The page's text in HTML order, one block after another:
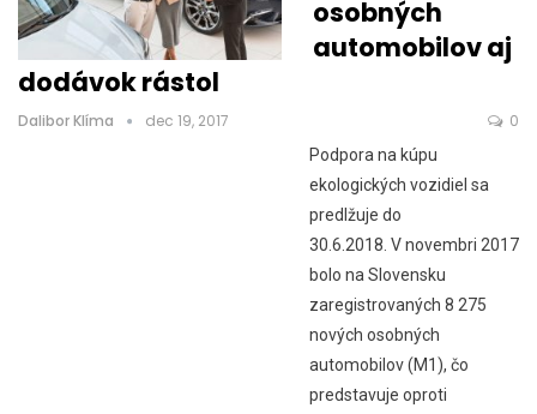
osobných
automobilov aj
dodávok rástol
Dalibor Klíma dec 19, 2017 0
Podpora na kúpu
ekologických vozidiel sa
predlžuje do
30.6.2018. V novembri 2017
bolo na Slovensku
zaregistrovaných 8 275
nových osobných
automobilov (M1), čo
predstavuje oproti